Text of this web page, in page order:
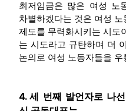
최저임금은 많은 여성 노
차별하겠다는 것은 여성
제도를 무력화시키는 시도
는 시도라고 규탄하며 더
논의로 여성 노동자들을
4.세 번째 발언자로 나선